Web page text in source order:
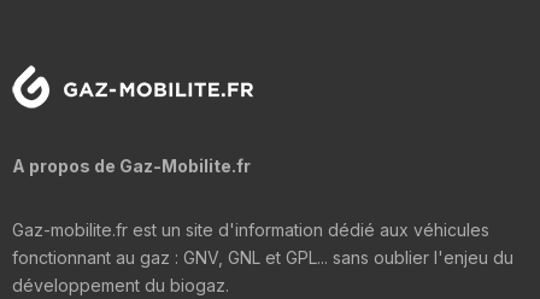
A propos de Gaz-Mobilite.fr
Gaz-mobilite.fr est un site d'information dédié aux véhicules
fonctionnant au gaz : GNV, GNL et GPL... sans oublier l'enjeu du
développement du biogaz.